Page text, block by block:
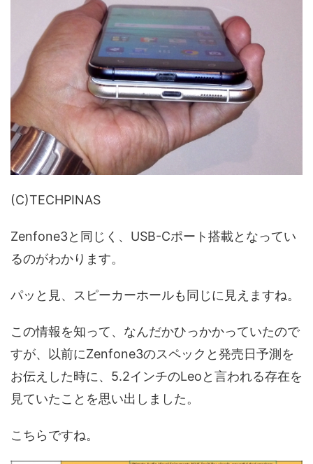
(C)TECHPINAS
Zenfone3と同じく、USB-Cポート搭載となってい
るのがわかります。
パッと見、スピーカーホールも同じに見えますね。
この情報を知って、なんだかひっかかっていたので
すが、以前にZenfone3のスペックと発売日予測を
お伝えした時に、5.2インチのLeoと言われる存在を
見ていたことを思い出しました。
こちらですね。